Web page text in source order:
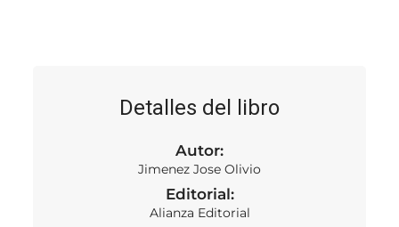
Detalles del libro
Autor:
Jimenez Jose Olivio
Editorial:
Alianza Editorial